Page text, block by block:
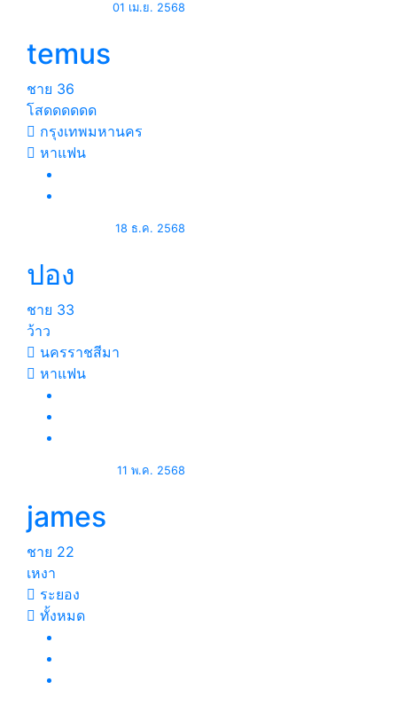
01 เม.ย. 2568
temus
ชาย 36
โสดดดดดด
กรุงเทพมหานคร
หาแฟน
18 ธ.ค. 2568
ปอง
ชาย 33
ว้าว
นครราชสีมา
หาแฟน
11 พ.ค. 2568
james
ชาย 22
เหงา
ระยอง
ทั้งหมด